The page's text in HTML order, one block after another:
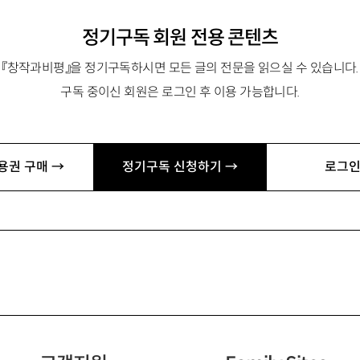
정기구독 회원 전용 콘텐츠
『창작과비평』을 정기구독하시면 모든 글의 전문을 읽으실 수 있습니다.
구독 중이신 회원은 로그인 후 이용 가능합니다.
권 구매 → 정기구독 신청하기 → 로그